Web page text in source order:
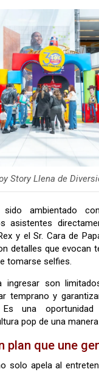
Story Llena de
ambientado
asistentes
y el Sr. Cara de
detalles que evocan
tomarse selfies.
ingresar son
temprano y
Es una oportunidad
pop de una
plan que une
solo apela al